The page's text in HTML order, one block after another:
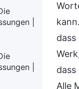
|
|
Alle